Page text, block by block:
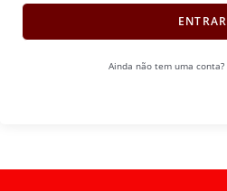
ENTRAR
Ainda não tem uma conta?